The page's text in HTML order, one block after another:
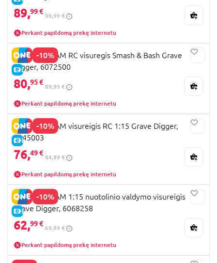
89,99 €
99,99 €
Perkant papildomą prekę internetu
-10%
E-KAINA
MONSTER JAM RC visuregis Smash & Bash Grave
Digger, 6072500
80,95 €
89,95 €
Perkant papildomą prekę internetu
-10%
E-KAINA
MONSTER JAM visureigis RC 1:15 Grave Digger,
6045003
76,49 €
84,99 €
Perkant papildomą prekę internetu
-10%
E-KAINA
MONSTER JAM 1:15 nuotolinio valdymo visureigis
Grave Digger, 6068258
62,99 €
69,99 €
Perkant papildomą prekę internetu